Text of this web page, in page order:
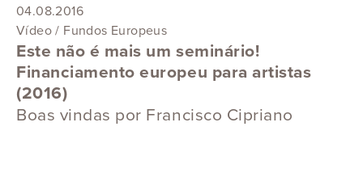
04.08.2016
Vídeo / Fundos Europeus
Este não é mais um seminário!
Financiamento europeu para artistas
(2016)
Boas vindas por Francisco Cipriano